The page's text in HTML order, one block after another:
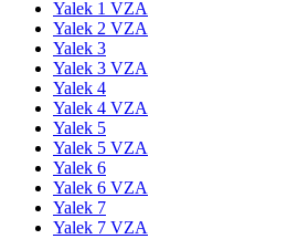
Yalek 1 VZA
Yalek 2 VZA
Yalek 3
Yalek 3 VZA
Yalek 4
Yalek 4 VZA
Yalek 5
Yalek 5 VZA
Yalek 6
Yalek 6 VZA
Yalek 7
Yalek 7 VZA